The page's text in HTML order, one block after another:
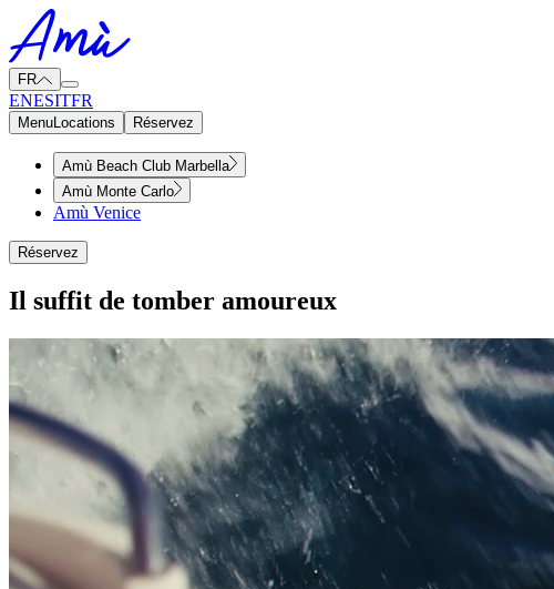
FR
ENESITFR
MenuLocations Réservez
Amù Beach Club Marbella
Amù Monte Carlo
Amù Venice
Réservez
Il suffit de tomber amoureux​​​​‌ ‍ ​‍​‍‌‍ ‌ ​‍‌‍‍‌‌‍‌ ‌‍‍‌‌‍ ‍​‍​‍​ ‍‍​‍​‍‌ ​ ‌‍​‌‌‍ ‍‌‍‍‌‌ ‌​‌ ‍‌​‍ ‍‌‍‍‌‌‍ ​‍​‍​‍ ​​‍​‍‌‍‍​‌ ​‍‌‍‌‌‌‍‌‍​‍​‍​ ‍‍​‍​‍‌‍‍​‌ ‌​‌ ‌​‌ ​​‌ ​ ​ ‍‍​‍ ​‍ ‌‍ ​​‍ ‌‌‍​‌‌‍ ‍‌‍‌​​‍ ‌‌ ​‍​‍ ‌‌‍‍​‌‍ ‌ ‌​‌‍‌‌‌‍ ​‌ ​ ​‍ ‌‌ ​ ‌ ‌​‌ ‌‌‌‍‌​‌‍‍‌‌‍ ​‍ ‍‌ ‌‍‌‍‌‌‌ ​‍‌‍​ ‌‍‌‌‌‍ ​​‍ ‍‌‍​‌‌ ​​‌ ​​​‍ ‌‍‍‌‌‍ ‍‌ ‌​‌‍‌‌‌‍ ‍‌ ‌​​‍ ‌‍‌‌‌‍‌​‌‍‍‌‌ ‌​​‍ ‌‍ ‌‌‍ ‌‍‌​‌‍‌‌​ ‌‌ ​​‌ ​‍‌‍‌‌‌ ​ ‌‍‌‌‌‍ ‍‌ ‌​‌‍​‌‌ ‌​‌‍‍‌‌‍ ‌‍ ‍​ ‍ ‌‍‍‌‌‍‌​​ ‌​ ‍‌‌‍​‍​ ‌ ​ ​​​ ‍​‌‍‌‍​ ‍‌​ ​​​‍ ‌‌‍‌‌‌‍‌‌‌‍​‌​ ‌‍​‍ ‌​ ‌​​ ‌‌​ ‍‌‌‍​‌​‍ ‌​ ‍‌​ ​ ​ ‌​‌‍​ ​‍ ‌‌‍‌‌‌‍‌‍‌‍​‌‌‍​‌​ ​​​ ‌‌​ ‍‌​ ​ ​ ‌​​ ​​​ ​ ‌‍‌‍​ ‍ ‌ ‌​‌ ‍‌‌ ​​‌‍‌‌​ ‌‌‍‍​‌‍ ‌ ‌​‌‍‌‌‌‍ ​‌‌​ ‌‍‍‌‌ ‌​‌‍‌‌‌​‍​‌‍ ‌‍ ‌‌‍‌‌‌‌​​‌‍​‌‌‍‌ ‌‍‌‌​ ‍ ‌ ​​‌‍​‌‌ ‌​‌‍‍​​ ‌‌ ​​‌‍​‌‌‍‌ ‌‍‌‌‌​​‍‌ ‌‌‌‍‍‌‌‍ ​‌‍‌​‌‍‌‌‌ ​‍​‍‌‌​ ‌‌‌​​‍‌‌ ‌‍‍ ‌‍‌‌‌ ‍‌​‍‌‌​ ​ ‌​‌​​‍‌‌​ ​ ‌​‌​​‍‌‌​ ​‍​ ​‍​ ‍‌​ ​​​ ​‌‌‍​‌​ ‌​‌‍​‍​ ​‍‌‍​ ‌‍‌‍​ ‌‌​ ​‌​ ‌​​‍‌‌​ ​‍​ ​‍​‍‌‌​ ‌‌‌​‌​​‍ ‍‌‍‍​‌‍‌‌‌‍​‌‌‍‌​‌‍‍‌‌‍ ‍‌‍‌ ​ ‌‍​‍‌‍​‌‌ ​ ‌‍‌‌‌‌‌‌‌ ​‍‌‍ ​​ ‌‌‍‍​‌ ‌​‌ ‌​‌ ​​‌ ​ ​‍‌‌​ ​ ‌​​‌​‍‌‌​ ​‍‌​‌‍​‍‌‌​ ​‍‌​‌‍‌‍ ​​‍ ‌‌‍​‌‌‍ ‍‌‍‌​​‍ ‌‌ ​‍​‍ ‌‌‍‍​‌‍ ‌ ‌​‌‍‌‌‌‍ ​‌ ​ ​‍ ‌‌ ​ ‌ ‌​‌ ‌‌‌‍‌​‌‍‍‌‌‍ ​‍ ‍‌ ‌‍‌‍‌‌‌ ​‍‌‍​ ‌‍‌‌‌‍ ​​‍ ‍‌‍​‌‌ ​​‌ ​​​‍‌‍‌‍‍‌‌‍‌​​ ‌​ ‍‌‌‍​‍​ ‌ ​ ​​​ ‍​‌‍‌‍​ ‍‌​ ​​​‍ ‌‌‍‌‌‌‍‌‌‌‍​‌​ ‌‍​‍ ‌​ ‌​​ ‌‌​ ‍‌‌‍​‌​‍ ‌​ ‍‌​ ​ ​ ‌​‌‍​ ​‍ ‌‌‍‌‌‌‍‌‍‌‍​‌‌‍​‌​ ​​​ ‌‌​ ‍‌​ ​ ​ ‌​​ ​​​ ​ ‌‍‌‍​‍‌‍‌ ‌​‌ ‍‌‌ ​​‌‍‌‌​ ‌‌‍‍​‌‍ ‌ ‌​‌‍‌‌‌‍ ​‌‌​ ‌‍‍‌‌ ‌​‌‍‌‌‌​‍​‌‍ ‌‍ ‌‌‍‌‌‌‌​​‌‍​‌‌‍‌ ‌‍‌‌​‍‌‍‌ ​​‌‍​‌‌ ‌​‌‍‍​​ ‌‌ ​​‌‍​‌‌‍‌ ‌‍‌‌‌​​‍‌ ‌‌‌‍‍‌‌‍ ​‌‍‌​‌‍‌‌‌ ​‍​‍‌‌​ ‌‌‌​​‍‌‌ ‌‍‍ ‌‍‌‌‌ ‍‌​‍‌‌​ ​ ‌​‌​​‍‌‌​ ​ ‌​‌​​‍‌‌​ ​‍​ ​‍​ ‍‌​ ​​​ ​‌‌‍​‌​ ‌​‌‍​‍​ ​‍‌‍​ ‌‍‌‍​ ‌‌​ ​‌​ ‌​​‍‌‌​ ​‍​ ​‍​‍‌‌​ ‌‌‌​‌​​‍ ‍‌‍‍​‌‍‌‌‌‍​‌‌‍‌​‌‍‍‌‌‍ ‍‌‍‌ ​‍‌‍‌ ​​‌‍‌‌‌ ​‍‌ ​ ‌ ​​‌‍‌‌‌‍​ ‌ ‌​‌‍‍‌‌ ‌‍‌‍‌‌​ ‌‌ ​​‌ ‌‌‌‍​‍‌‍ ​‌‍‍‌‌ ​ ‌‍‍​‌‍‌‌‌‍‌​​‍​‍‌ ‌